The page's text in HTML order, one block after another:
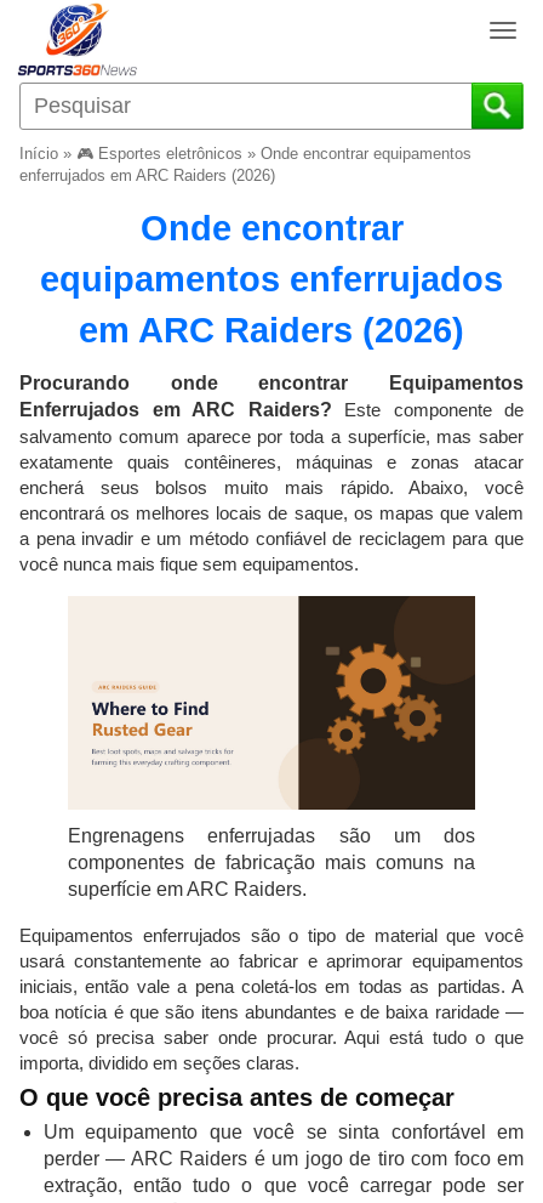
T
g
g
i
o
n
Início » 🎮 Esportes eletrônicos » Onde encontrar equipamentos
enferrujados em ARC Raiders (2026)
Onde encontrar
equipamentos enferrujados
em ARC Raiders (2026)
Procurando onde encontrar Equipamentos
Enferrujados em ARC Raiders? Este componente de
salvamento comum aparece por toda a superfície, mas saber
exatamente quais contêineres, máquinas e zonas atacar
encherá seus bolsos muito mais rápido. Abaixo, você
encontrará os melhores locais de saque, os mapas que valem
a pena invadir e um método confiável de reciclagem para que
você nunca mais fique sem equipamentos.
Engrenagens enferrujadas são um dos
componentes de fabricação mais comuns na
superfície em ARC Raiders.
Equipamentos enferrujados são o tipo de material que você
usará constantemente ao fabricar e aprimorar equipamentos
iniciais, então vale a pena coletá-los em todas as partidas. A
boa notícia é que são itens abundantes e de baixa raridade —
você só precisa saber onde procurar. Aqui está tudo o que
importa, dividido em seções claras.
O que você precisa antes de começar
Um equipamento que você se sinta confortável em
perder — ARC Raiders é um jogo de tiro com foco em
extração, então tudo o que você carregar pode ser